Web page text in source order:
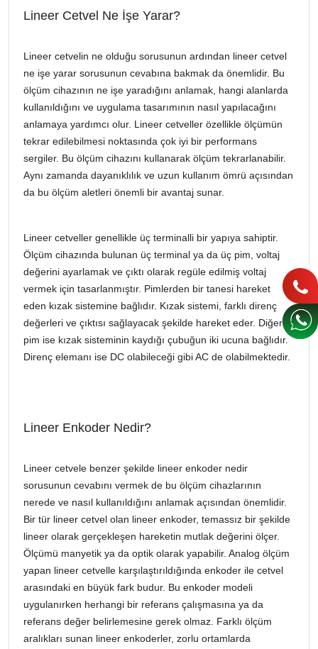
Lineer Cetvel Ne İşe Yarar?
Lineer cetvelin ne olduğu sorusunun ardından lineer cetvel
ne işe yarar sorusunun cevabına bakmak da önemlidir. Bu
ölçüm cihazının ne işe yaradığını anlamak, hangi alanlarda
kullanıldığını ve uygulama tasarımının nasıl yapılacağını
anlamaya yardımcı olur. Lineer cetveller özellikle ölçümün
tekrar edilebilmesi noktasında çok iyi bir performans
sergiler. Bu ölçüm cihazını kullanarak ölçüm tekrarlanabilir.
Aynı zamanda dayanıklılık ve uzun kullanım ömrü açısından
da bu ölçüm aletleri önemli bir avantaj sunar.
Lineer cetveller genellikle üç terminalli bir yapıya sahiptir.
Ölçüm cihazında bulunan üç terminal ya da üç pim, voltaj
değerini ayarlamak ve çıktı olarak regüle edilmiş voltaj
vermek için tasarlanmıştır. Pimlerden bir tanesi hareket
eden kızak sistemine bağlıdır. Kızak sistemi, farklı direnç
değerleri ve çıktısı sağlayacak şekilde hareket eder. Diğer iki
pim ise kızak sisteminin kaydığı çubuğun iki ucuna bağlıdır.
Direnç elemanı ise DC olabileceği gibi AC de olabilmektedir.
Lineer Enkoder Nedir?
Lineer cetvele benzer şekilde lineer enkoder nedir
sorusunun cevabını vermek de bu ölçüm cihazlarının
nerede ve nasıl kullanıldığını anlamak açısından önemlidir.
Bir tür lineer cetvel olan lineer enkoder, temassız bir şekilde
lineer olarak gerçekleşen hareketin mutlak değerini ölçer.
Ölçümü manyetik ya da optik olarak yapabilir. Analog ölçüm
yapan lineer cetvelle karşılaştırıldığında enkoder ile cetvel
arasındaki en büyük fark budur. Bu enkoder modeli
uygulanırken herhangi bir referans çalışmasına ya da
referans değer belirlemesine gerek olmaz. Farklı ölçüm
aralıkları sunan lineer enkoderler, zorlu ortamlarda